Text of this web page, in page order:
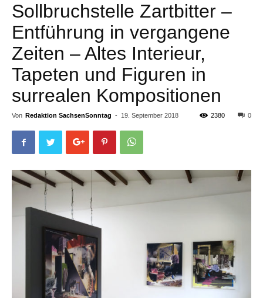
Sollbruchstelle Zartbitter –
Entführung in vergangene
Zeiten – Altes Interieur,
Tapeten und Figuren in
surrealen Kompositionen
Von Redaktion SachsenSonntag - 19. September 2018 0
2380